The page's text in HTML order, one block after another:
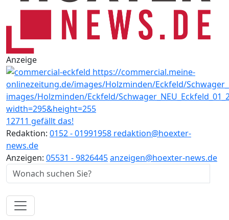
Anzeige
12711 gefällt das!
Redaktion: 0152 - 01991958 redaktion@hoexter-
news.de
Anzeigen: 05531 - 9826445anzeigen@hoexter-news.de